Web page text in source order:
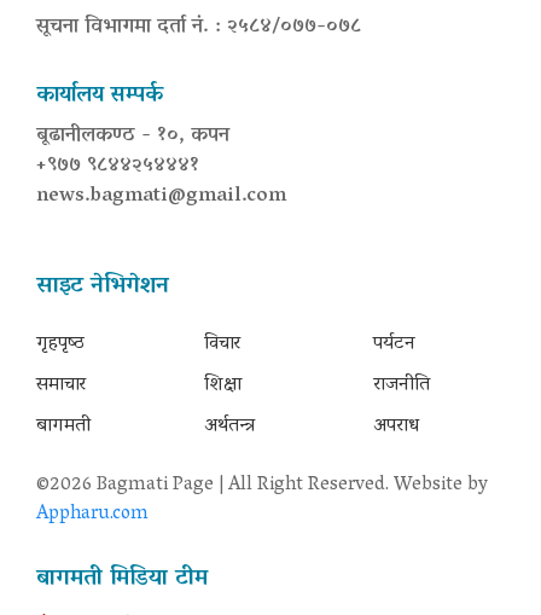
सूचना विभागमा दर्ता नं. : २५८४/०७७-०७८
कार्यालय सम्पर्क
बूढानीलकण्ठ - १०, कपन
+९७७ ९८४४२५४४४१
news.bagmati@gmail.com
साइट नेभिगेशन
गृहपृष्‍ठ
समाचार
बागमती
विचार
शिक्षा
अर्थतन्त्र
पर्यटन
राजनीति
अपराध
©2026 Bagmati Page | All Right Reserved. Website by
Appharu.com
बागमती मिडिया टीम